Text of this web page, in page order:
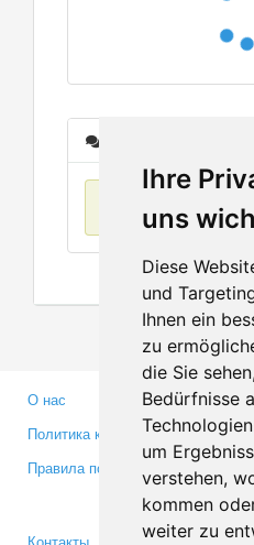
Ihre
uns
Diese
und
Ihnen ein
zu
die Sie
Bedürfnisse
um
verstehen,
kommen
weiter zu
О нас
Политика конфиденциальности
Правила пользования
Контакты